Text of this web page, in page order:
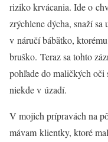
riziko krvácania. Ide o
zrýchlene dýcha, snaží
v náručí bábätko,
bruško. Teraz sa tohto
pohľade do maličkých oči
niekde v úzadí.
V mojich prípravách na
mávam klientky, ktoré